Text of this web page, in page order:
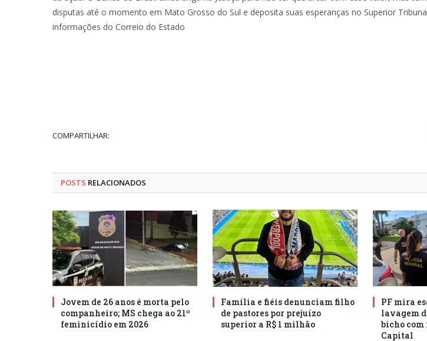
disputas até o momento em Mato Grosso do Sul e deposita suas esperanças no Superior Tribunal
informações do Correio do Estado
COMPARTILHAR:
POSTS RELACIONADOS
Jovem de 26 anos é morta pelo
companheiro; MS chega ao 21º
feminicídio em 2026
Família e fiéis denunciam filho
de pastores por prejuízo
superior a R$ 1 milhão
PF mira
lavagem
bicho
Capital